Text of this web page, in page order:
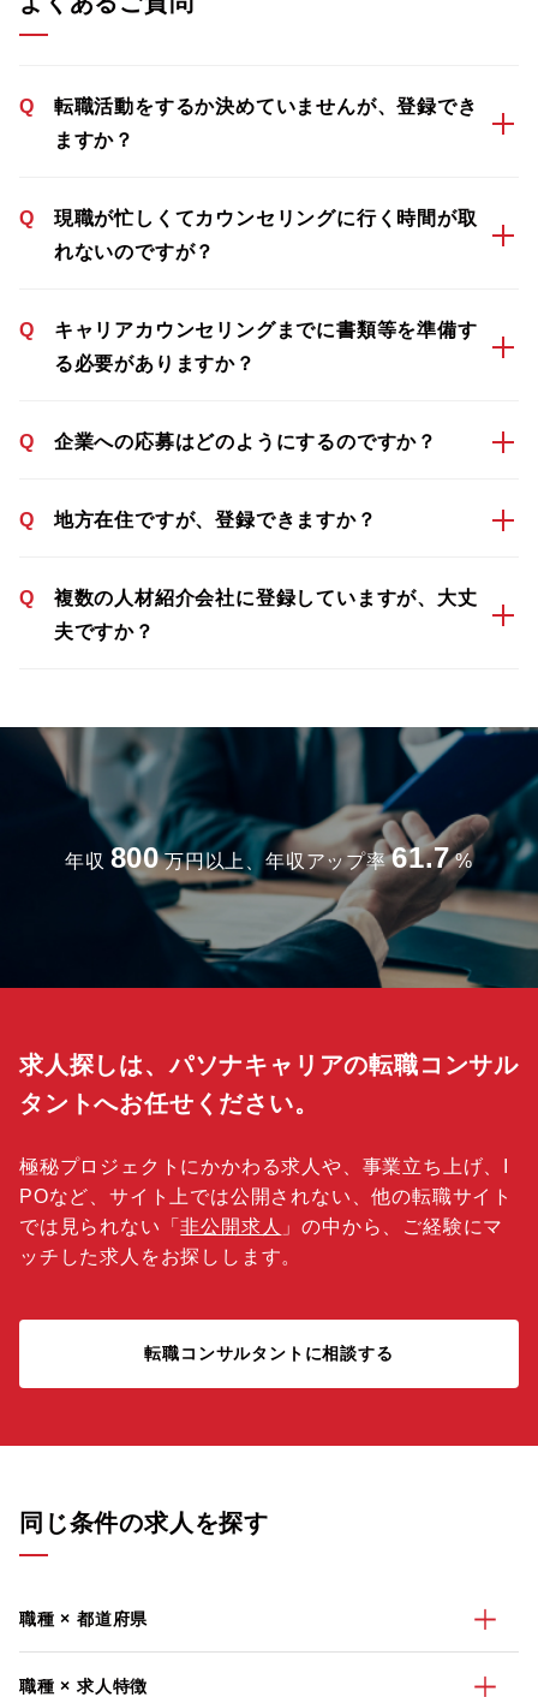
Q
転職活動をするか決めていませんが、登録でき
ますか？
Q
現職が忙しくてカウンセリングに行く時間が取
れないのですが？
Q
キャリアカウンセリングまでに書類等を準備す
る必要がありますか？
Q 企業への応募はどのようにするのですか？
Q 地方在住ですが、登録できますか？
Q
複数の人材紹介会社に登録していますが、大丈
夫ですか？
年収 800 万円以上、年収アップ率 61.7 %
求人探しは、パソナキャリアの転職コンサル
タントへお任せください。
極秘プロジェクトにかかわる求人や、事業立ち上げ、I
POなど、サイト上では公開されない、他の転職サイト
では見られない「非公開求人 」の中から、ご経験にマ
ッチした求人をお探しします。
転職コンサルタントに相談する
同じ条件の求人を探す
職種 × 都道府県
職種 × 求人特徴